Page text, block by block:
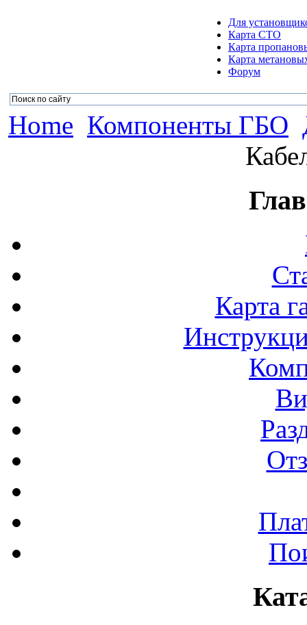
Для
Карта СТО
Карта
Карта
Форум
Home Компоненты ГБО
Карта